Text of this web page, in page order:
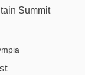
Summit